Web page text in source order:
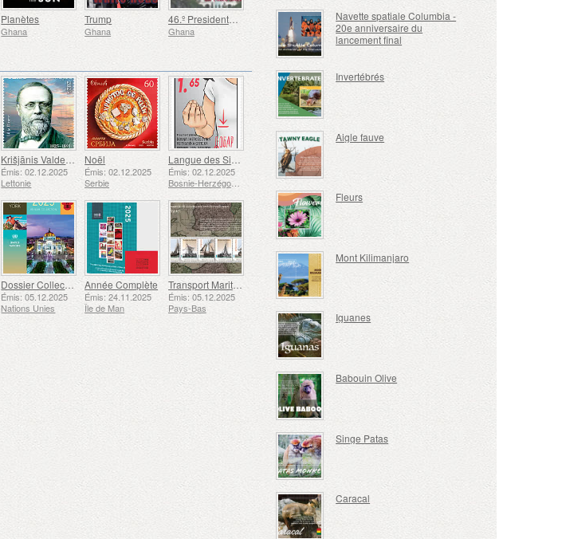
Planètes
Ghana
Trump
Ghana
46.º Presidente de los Estados Unidos - Joseph Biden
Ghana
Krišjānis Valdemārs
Émis: 02.12.2025
Lettonie
Noël
Émis: 02.12.2025
Serbie
Langue des Signes - Bien
Émis: 02.12.2025
Bosnie-Herzégovine - République de Srpska
Dossier Collection Annuelle (New York)
Émis: 05.12.2025
Nations Unies
Année Complète
Émis: 24.11.2025
Île de Man
Transport Maritime aux XVIIe et XVIIIe Siècles – Transport de Tourbe
Émis: 05.12.2025
Pays-Bas
Navette spatiale Columbia -
20e anniversaire du
lancement final
Invertébrés
Aigle fauve
Fleurs
Mont Kilimanjaro
Iguanes
Babouin Olive
Singe Patas
Caracal